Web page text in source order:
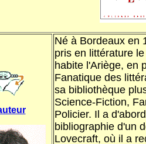
Né à Bordeaux en
pris en littérature
habite l'Ariège, en
Fanatique des
sa bibliothèque
Science-Fiction,
Policier. Il a
bibliographie d'un
Lovecraft, où il a